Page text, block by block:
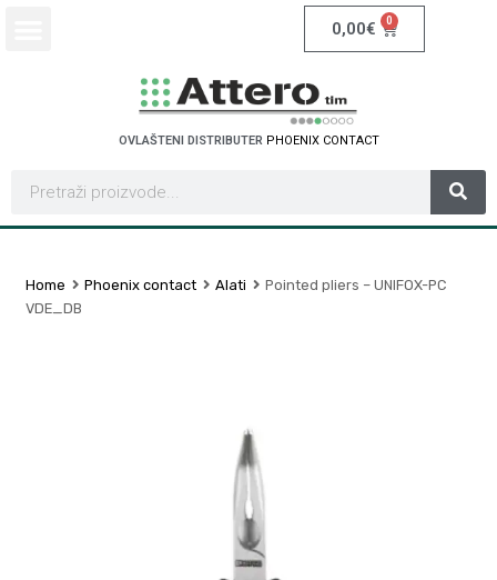
0,00€ 0
OVLAŠTENI DISTRIBUTER PHOENIX CONTACT
Home Phoenix contact Alati
Pointed pliers – UNIFOX-PC
VDE_DB